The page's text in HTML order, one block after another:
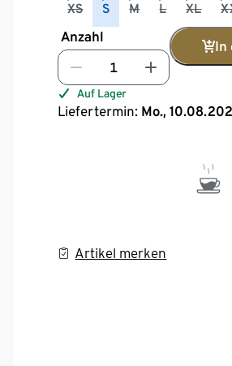
XS S M L XL
Anzahl
In
Auf Lager
Liefertermin: Mo.,
Artikel merken